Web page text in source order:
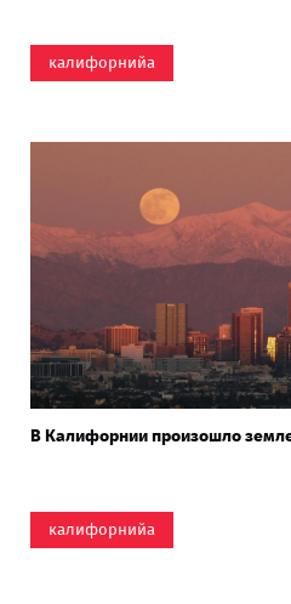
калифорнийа
В Калифорнии произошло
калифорнийа